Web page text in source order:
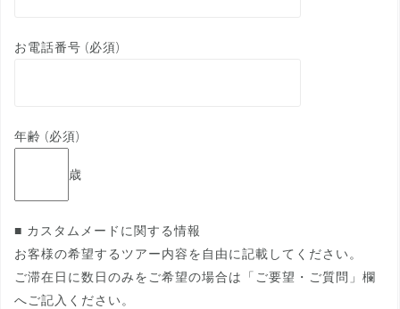
お電話番号 (必須)
年齢 (必須)
歳
■ カスタムメードに関する情報
お客様の希望するツアー内容を自由に記載してください。
ご滞在日に数日のみをご希望の場合は「ご要望・ご質問」欄
へご記入ください。